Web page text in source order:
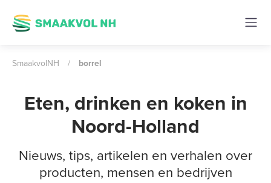
SmaakvolNH / borrel
Eten, drinken en koken in
Noord-Holland
Nieuws, tips, artikelen en verhalen over
producten, mensen en bedrijven